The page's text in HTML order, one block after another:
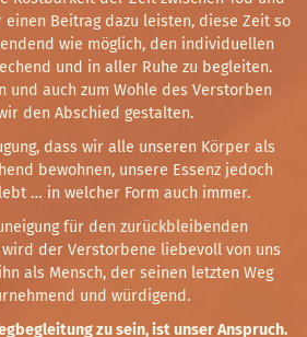
Beitrag dazu leisten, diese Zeit so
wie möglich, den individuellen
und in aller Ruhe zu begleiten.
und auch zum Wohle des Verstorben
den Abschied gestalten.
dass wir alle unseren Körper als
bewohnen, unsere Essenz jedoch
… in welcher Form auch immer.
für den zurückbleibenden
der Verstorbene liebevoll von uns
als Mensch, der seinen letzten Weg
und würdigend.
zu sein, ist unser Anspruch.